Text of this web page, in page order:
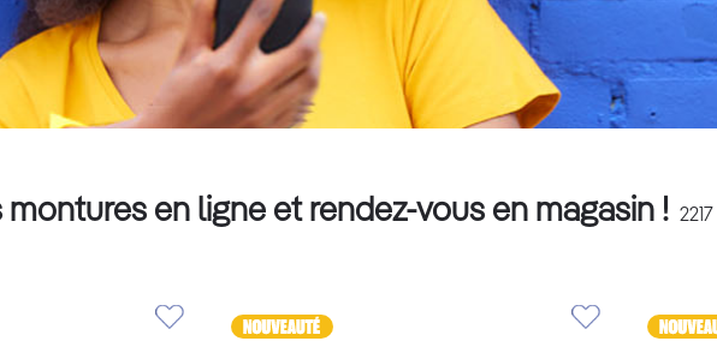
montures en ligne et rendez-vous en magasin ! 2217